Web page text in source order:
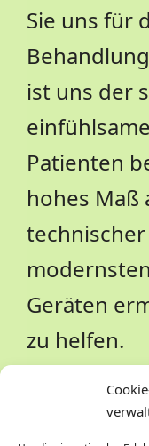
Sie uns für
ist uns der
Patienten
hohes Maß
Geräten
zu helfen.
Wir sind